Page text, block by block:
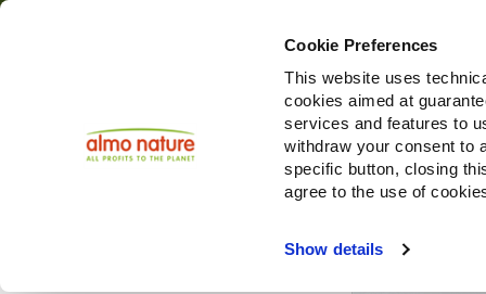
Cookie Preferences
This website uses
cookies aimed at
services and features to
withdraw your consent to
specific button, closing
agree to the use of
Show details
Prodotti
Choose another country or region to see content